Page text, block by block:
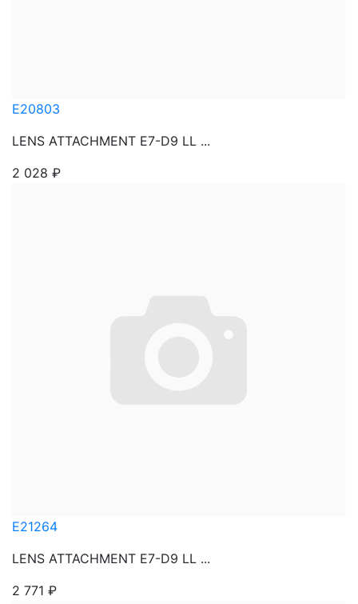
E20803
LENS ATTACHMENT E7-D9 LL ...
2 028 ₽
E21264
LENS ATTACHMENT E7-D9 LL ...
2 771 ₽